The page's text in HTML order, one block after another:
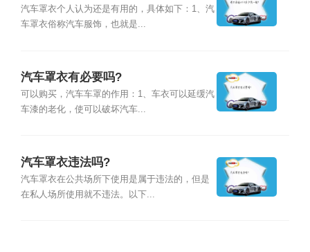
汽车罩衣个人认为还是有用的，具体如下：1、汽
车罩衣俗称汽车服饰，也就是...
汽车罩衣有必要吗?
可以购买，汽车车罩的作用：1、车衣可以延缓汽
车漆的老化，使可以破坏汽车...
汽车罩衣违法吗?
汽车罩衣在公共场所下使用是属于违法的，但是
在私人场所使用就不违法。以下...